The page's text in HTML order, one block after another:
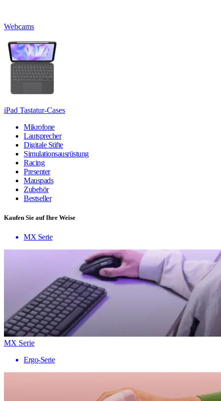
Webcams
iPad Tastatur-Cases
Mikrofone
Lautsprecher
Digitale Stifte
Simulationsausrüstung
Racing
Presenter
Mauspads
Zubehör
Bestseller
Kaufen Sie auf Ihre Weise
MX Serie
MX Serie
Ergo-Serie